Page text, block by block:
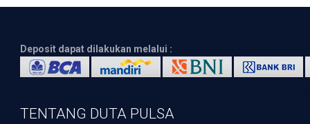
Deposit dapat dilakukan melalui :
TENTANG DUTA PULSA